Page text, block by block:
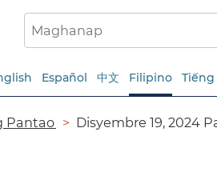
Español 中文 Filipino
Pantao​​
Disyembre 19, 2024